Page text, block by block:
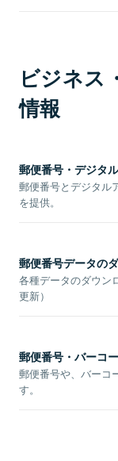
ビジネス
情報
郵便番号・デジタ
郵便番号とデジタル
を提供。
郵便番号データの
各種データのダウン
更新）
郵便番号・バーコ
郵便番号や、バーコ
す。